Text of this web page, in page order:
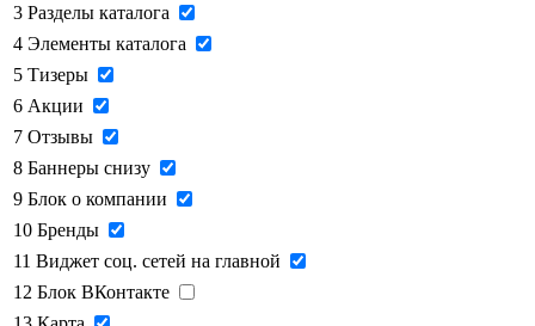
3 Разделы каталога
4 Элементы каталога
5 Тизеры
6 Акции
7 Отзывы
8 Баннеры снизу
9 Блок о компании
10 Бренды
11 Виджет соц. сетей на главной
12 Блок ВКонтакте